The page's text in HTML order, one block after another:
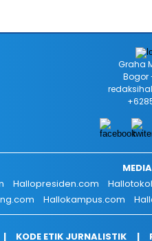
Graha
Bogor
Hallopresiden.com
Hallokampus.com
KODE ETIK JURNALISTIK